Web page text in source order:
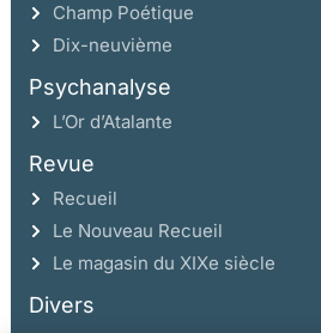
Champ Poétique
Dix-neuvième
Psychanalyse
L’Or d’Atalante
Revue
Recueil
Le Nouveau Recueil
Le magasin du XIXe siècle
Divers